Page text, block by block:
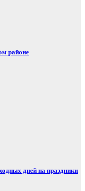
районе
дней на праздники